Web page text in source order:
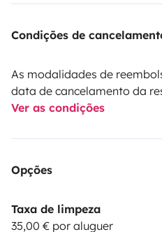
Condições de
As modalidades de
data de cancelamento da
Ver as condições
Opções
Taxa de limpeza
35,00 € por aluguer